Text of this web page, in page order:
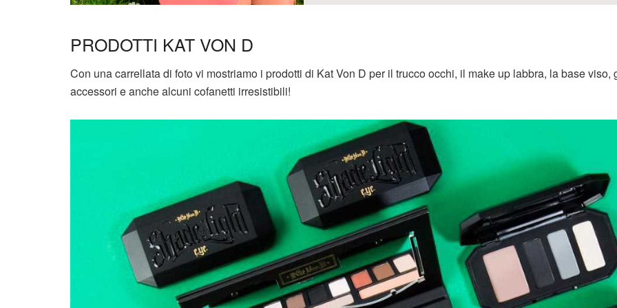
PRODOTTI KAT VON D
Con una carrellata di foto vi mostriamo i prodotti di Kat Von D per il trucco occhi, il make up labbra, la base viso,
accessori e anche alcuni cofanetti irresistibili!